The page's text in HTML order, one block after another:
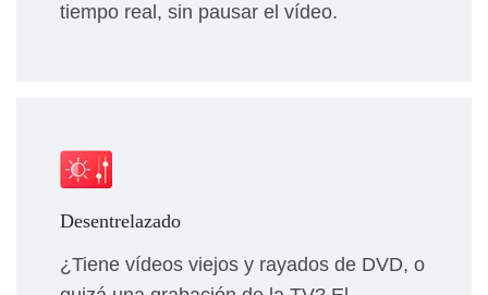
tiempo real, sin pausar el vídeo.
Desentrelazado
¿Tiene vídeos viejos y rayados de DVD, o